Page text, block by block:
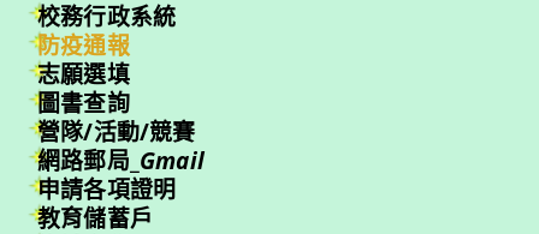
校務行政系統
防疫通報
志願選填
圖書查詢
營隊/活動/競賽
網路郵局_ Gmail
申請各項證明
教育儲蓄戶